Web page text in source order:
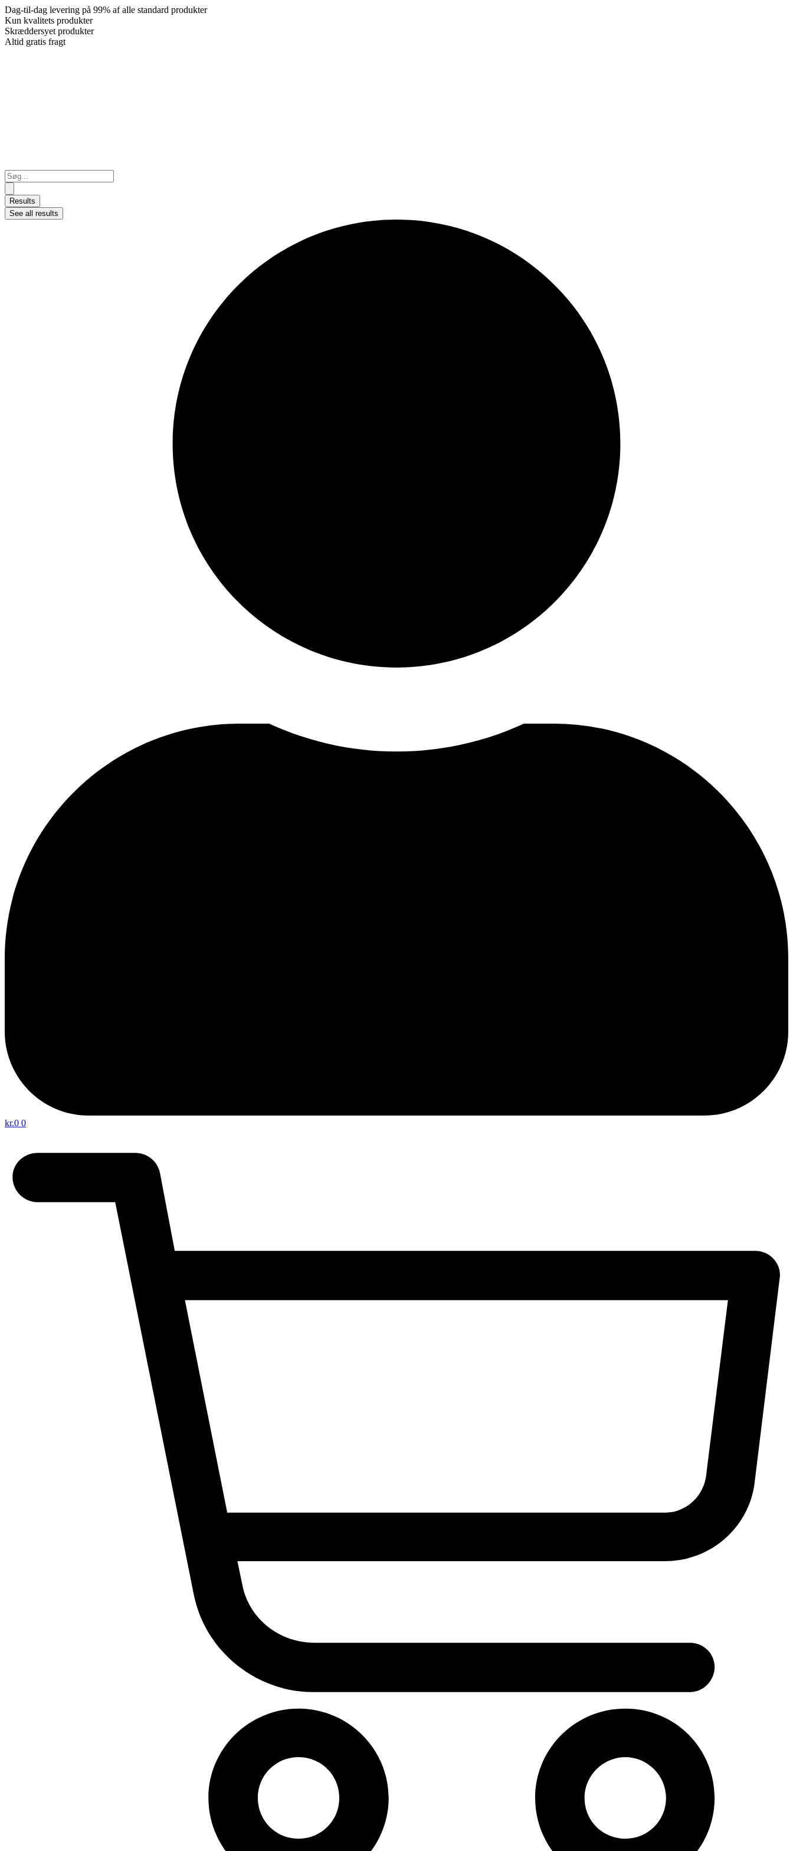
Dag-til-dag levering på 99% af alle standard produkter
Kun kvalitets produkter
Skræddersyet produkter
Altid gratis fragt
Search
...
Results
See all results
kr.0 0